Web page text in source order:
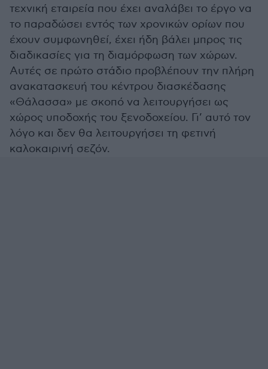
τεχνική εταιρεία που έχει αναλάβει το έργο να
το παραδώσει εντός των χρονικών ορίων που
έχουν συμφωνηθεί, έχει ήδη βάλει μπρος τις
διαδικασίες για τη διαμόρφωση των χώρων.
Αυτές σε πρώτο στάδιο προβλέπουν την πλήρη
ανακατασκευή του κέντρου διασκέδασης
«Θάλασσα» με σκοπό να λειτουργήσει ως
χώρος υποδοχής του ξενοδοχείου. Γι’ αυτό τον
λόγο και δεν θα λειτουργήσει τη φετινή
καλοκαιρινή σεζόν.